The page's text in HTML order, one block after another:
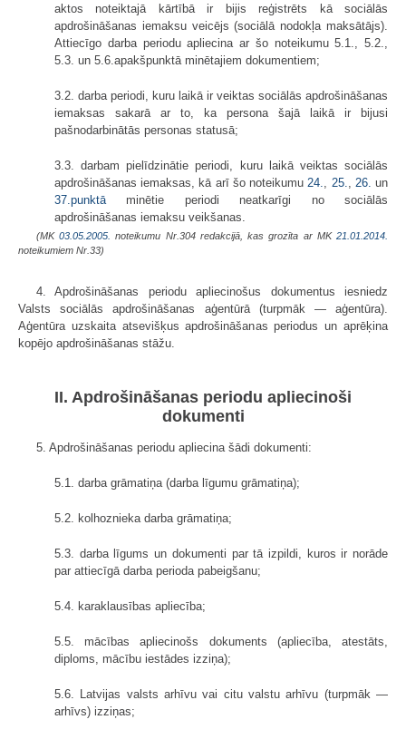
aktos noteiktajā kārtībā ir bijis reģistrēts kā sociālās
apdrošināšanas iemaksu veicējs (sociālā nodokļa maksātājs).
Attiecīgo darba periodu apliecina ar šo noteikumu 5.1., 5.2.,
5.3. un 5.6.apakšpunktā minētajiem dokumentiem;
3.2. darba periodi, kuru laikā ir veiktas sociālās apdrošināšanas
iemaksas sakarā ar to, ka persona šajā laikā ir bijusi
pašnodarbinātās personas statusā;
3.3. darbam pielīdzinātie periodi, kuru laikā veiktas sociālās
apdrošinā­šanas iemaksas, kā arī šo noteikumu 24. 25. 26.un
37.punktā minētie periodi neatkarīgi no sociālās
apdrošināšanas iemaksu veikšanas.
(MK03.05.2005. noteikumu Nr.304 redakcijā, kas grozīta ar MK21.01.2014.
noteikumiem Nr.33)
4. Apdrošināšanas periodu apliecinošus dokumentus iesniedz
Valsts sociālās apdrošināšanas aģentūrā (turpmāk — aģentūra).
Aģentūra uzskaita atsevišķus apdrošināšanas periodus un aprēķina
kopējo apdrošināšanas stāžu.
II. Apdrošināšanas periodu apliecinoši
dokumenti
5. Apdrošināšanas periodu apliecina šādi dokumenti:
5.1. darba grāmatiņa (darba līgumu grāmatiņa);
5.2. kolhoznieka darba grāmatiņa;
5.3. darba līgums un dokumenti par tā izpildi, kuros ir norāde
par attiecīgā darba perioda pabeigšanu;
5.4. karaklausības apliecība;
5.5. mācības apliecinošs dokuments (apliecība, atestāts,
diploms, mācību iestādes izziņa);
5.6. Latvijas valsts arhīvu vai citu valstu arhīvu (turpmāk —
arhīvs) izziņas;